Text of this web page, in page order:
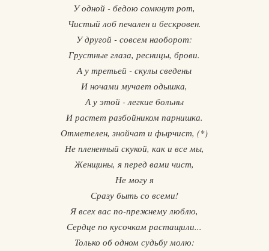
У одной - бедою сомкнут рот,
Чистый лоб печален и бескровен.
У другой - совсем наоборот:
Грустные глаза, ресницы, брови.
А у третьей - скулы сведены
И ночами мучает одышка,
А у этой - легкие больны
И растет разбойником парнишка.
Отметелен, знойчат и фырчист, (*)
Не плененный скукой, как и все мы,
Женщины, я перед вами чист,
Не могу я
Сразу быть со всеми!
Я всех вас по-прежнему люблю,
Сердце по кусочкам растащили...
Только об одном судьбу молю: